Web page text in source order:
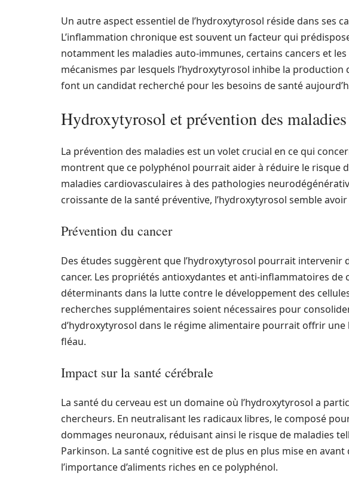
Un autre aspect essentiel de l’hydroxytyrosol réside dans ses
L’inflammation chronique est souvent un facteur qui
notamment les maladies auto-immunes, certains cancers et
mécanismes par lesquels l’hydroxytyrosol inhibe la
font un candidat recherché pour les besoins de santé
Hydroxytyrosol et prévention des maladies
La prévention des maladies est un volet crucial en ce qui
montrent que ce polyphénol pourrait aider à réduire le risque
maladies cardiovasculaires à des pathologies
croissante de la santé préventive, l’hydroxytyrosol semble
Prévention du cancer
Des études suggèrent que l’hydroxytyrosol pourrait intervenir
cancer. Les propriétés antioxydantes et anti-inflammatoires de
déterminants dans la lutte contre le développement des
recherches supplémentaires soient nécessaires pour
d’hydroxytyrosol dans le régime alimentaire pourrait offrir
fléau.
Impact sur la santé cérébrale
La santé du cerveau est un domaine où l’hydroxytyrosol a
chercheurs. En neutralisant les radicaux libres, le composé
dommages neuronaux, réduisant ainsi le risque de maladies
Parkinson. La santé cognitive est de plus en plus mise en
l’importance d’aliments riches en ce polyphénol.